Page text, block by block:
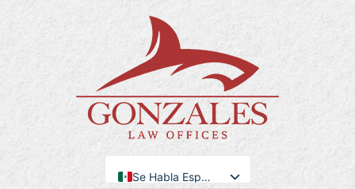
Se Habla Español